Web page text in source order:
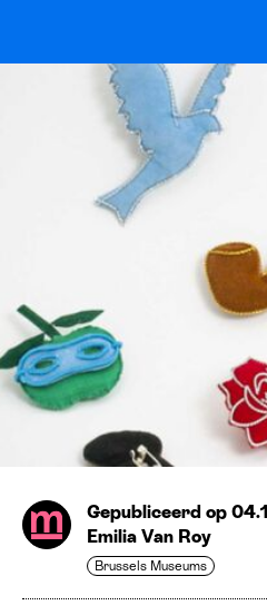
Gepubliceerd op
Emilia Van Roy
Brussels Museums